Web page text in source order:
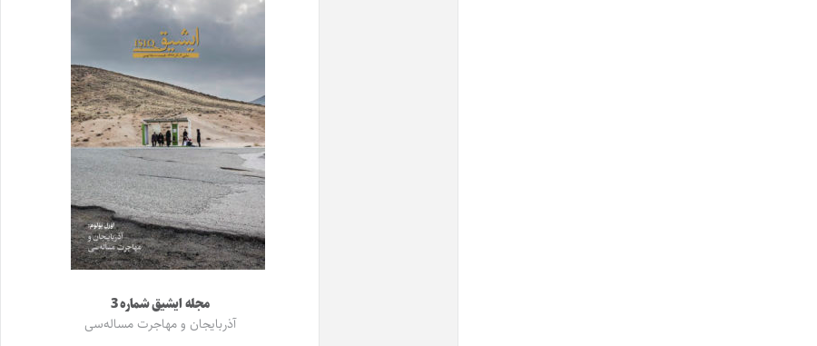
مجله ایشیق شماره 3
آذربایجان و مهاجرت مساله‌سی